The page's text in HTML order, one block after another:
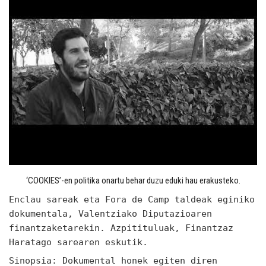
‘COOKIES’-en politika onartu behar duzu eduki hau erakusteko.
Enclau sareak eta Fora de Camp taldeak eginiko
dokumentala, Valentziako Diputazioaren
finantzaketarekin. Azpitituluak, Finantzaz
Haratago sarearen eskutik.
Sinopsia: Dokumental honek egiten diren